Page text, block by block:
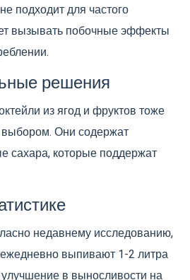
подходит для частого
вызывать побочные эффекты
решения
из ягод и фруктов тоже
выбором. Они содержат
сахара, которые поддержат
недавнему исследованию,
выпивают 1-2 литра
в выносливости на